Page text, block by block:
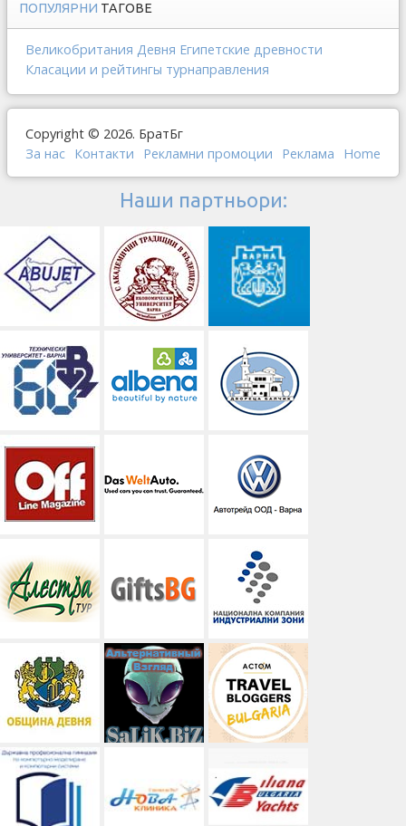
ПОПУЛЯРНИ ТАГОВЕ
Великобритания Девня Египетские древности
Класации и рейтингы турнаправления
Copyright © 2026. БратБг
За нас Контакти Рекламни промоции Реклама Home
Наши партньори: